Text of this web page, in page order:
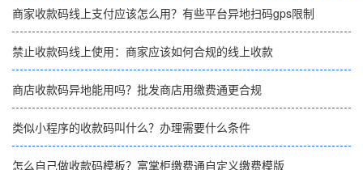
商家收款码线上支付应该怎么用？有些平台异地扫码gps限制
禁止收款码线上使用：商家应该如何合规的线上收款
商店收款码异地能用吗？批发商店用缴费通更合规
类似小程序的收款码叫什么？办理需要什么条件
怎么自己做收款码模板？富掌柜缴费通自定义缴费模版